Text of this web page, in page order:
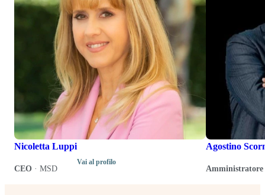
Nicoletta Luppi
CEO · MSD
Vai al profilo
Agostino
Amministratore